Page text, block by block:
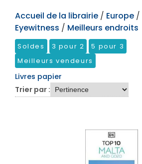
Accueil de la librairie / Europe /
Eyewitness / Meilleurs endroits
Soldes 3 pour 2
5 pour 3
Meilleurs vendeurs
Livres papier
Trier par :